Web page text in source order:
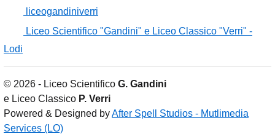
liceogandiniverri
Liceo Scientifico "Gandini" e Liceo Classico "Verri" -
Lodi
© 2026 - Liceo Scientifico G. Gandini
e Liceo Classico P. Verri
Powered & Designed byAfter Spell Studios - Mutlimedia
Services (LO)